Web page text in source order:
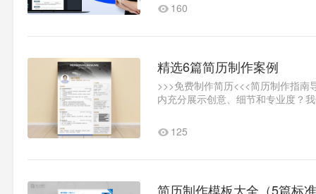
160
精选6篇简历制作案例
>>>免费制作简历<<<简历制作指
内充分展示创意、细节和专业度？
125
简历制作模板大全（5篇标